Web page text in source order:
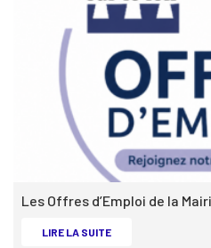
Les Offres d’Emploi de la
LES OFFRES D’EMPLOI DE LA
LIRE LA SUITE